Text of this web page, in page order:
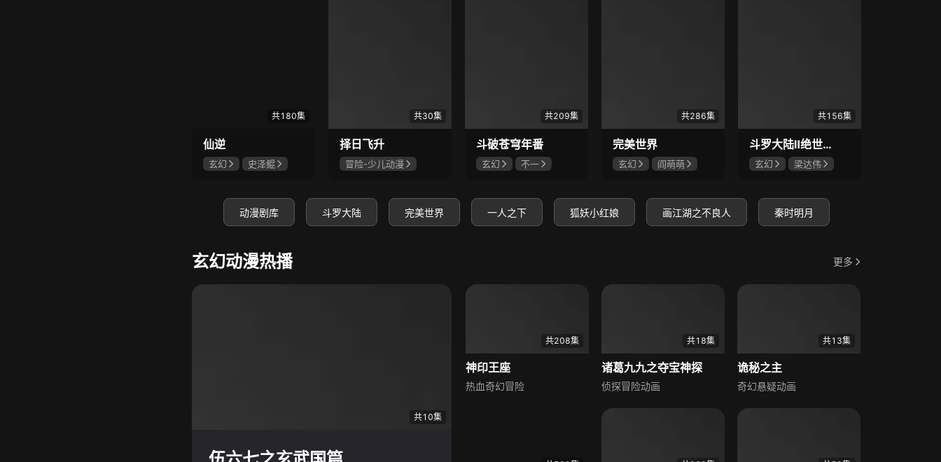
共180集
仙逆
玄幻
史泽鲲
共30集
择日飞升
冒险-少儿动漫
共209集
斗破苍穹年番
玄幻
不一
共286集
完美世界
玄幻
阎萌萌
共156集
斗罗大陆Ⅱ绝世唐门
玄幻
梁达伟
动漫剧库 斗罗大陆 完美世界 一人之下 狐妖小红娘 画江湖之不良人 秦时明月
玄幻动漫热播 更多
共10集
共208集
神印王座
热血奇幻冒险
共18集
诸葛九九之夺宝神探
侦探冒险动画
共13集
诡秘之主
奇幻悬疑动画